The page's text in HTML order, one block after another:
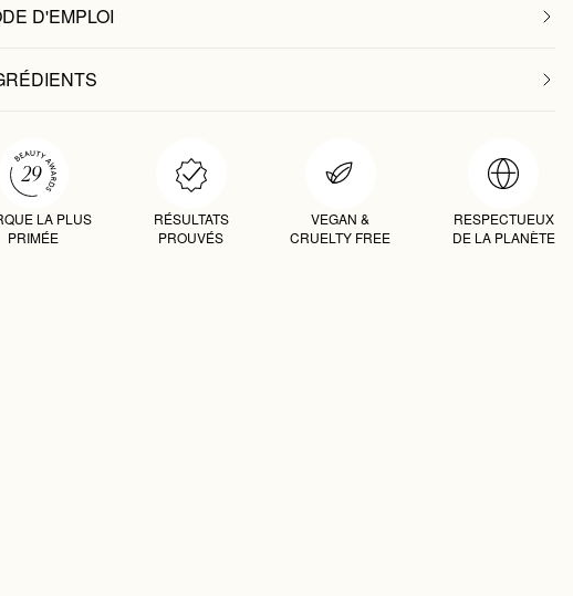
D'EMPLOI
LA PLUS
PRIMÉE
RÉSULTATS
PROUVÉS
VEGAN &
CRUELTY FREE
RESPECTUEUX
DE LA PLANÈTE